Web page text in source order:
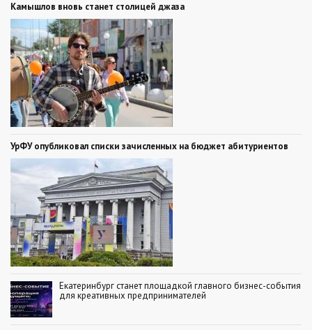
Камышлов вновь станет столицей джаза
УрФУ опубликовал списки зачисленных на бюджет абитуриентов
Екатеринбург станет площадкой главного бизнес-события
для креативных предпринимателей